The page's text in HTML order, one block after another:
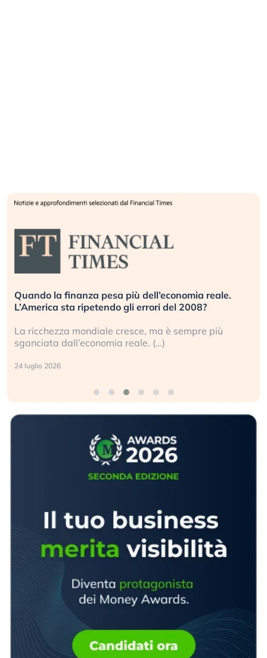
Quando la finanza pesa più dell’economia reale.
L’America sta ripetendo gli errori del 2008?
La ricchezza mondiale cresce, ma è sempre più
sganciata dall’economia reale. (…)
24 luglio 2026